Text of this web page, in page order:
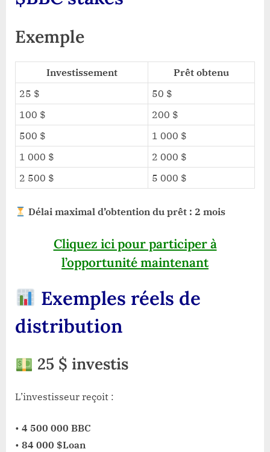
Exemple
Investissement
Prêt obtenu
25 $
50 $
100 $
200 $
500 $
1 000 $
1 000 $
2 000 $
2 500 $
5 000 $
Délai maximal d’obtention du prêt : 2 mois
Cliquez ici pour participer à
l’opportunité maintenant
Exemples réels de
distribution
25 $ investis
L’investisseur reçoit :
• 4 500 000 BBC
• 84 000 $Loan